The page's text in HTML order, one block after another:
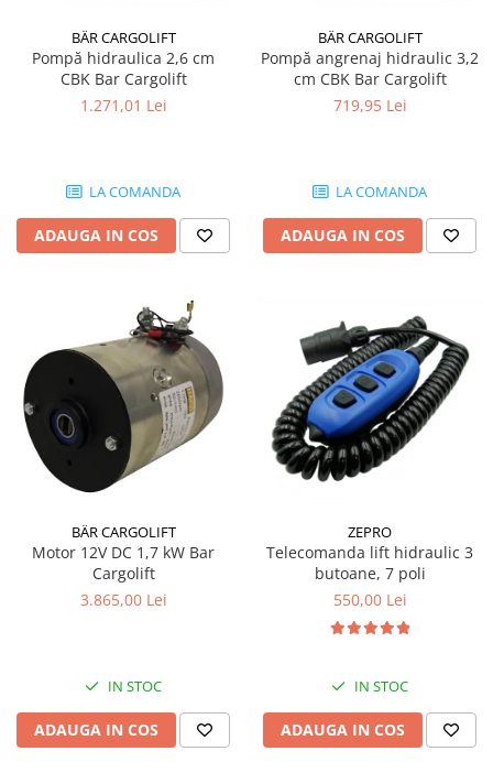
BÄR CARGOLIFT
Pompă hidraulica 2,6 cm
CBK Bar Cargolift
1.271,01 Lei
LA COMANDA
ADAUGA IN COS
BÄR CARGOLIFT
Pompă angrenaj hidraulic 3,2
cm CBK Bar Cargolift
719,95 Lei
LA COMANDA
ADAUGA IN COS
BÄR CARGOLIFT
Motor 12V DC 1,7 kW Bar
Cargolift
3.865,00 Lei
IN STOC
ADAUGA IN COS
ZEPRO
Telecomanda lift hidraulic 3
butoane, 7 poli
550,00 Lei
IN STOC
ADAUGA IN COS